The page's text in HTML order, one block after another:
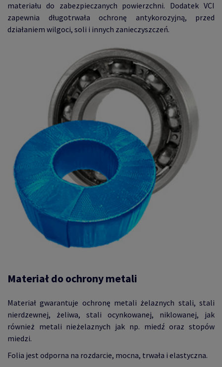
materiału do zabezpieczanych powierzchni. Dodatek VCI
zapewnia długotrwała ochronę antykorozyjną, przed
działaniem wilgoci, soli i innych zanieczyszczeń.
Materiał do ochrony metali
Materiał gwarantuje ochronę metali żelaznych stali, stali
nierdzewnej, żeliwa, stali ocynkowanej, niklowanej, jak
również metali nieżelaznych jak np. miedź oraz stopów
miedzi.
Folia jest odporna na rozdarcie, mocna, trwała i elastyczna.